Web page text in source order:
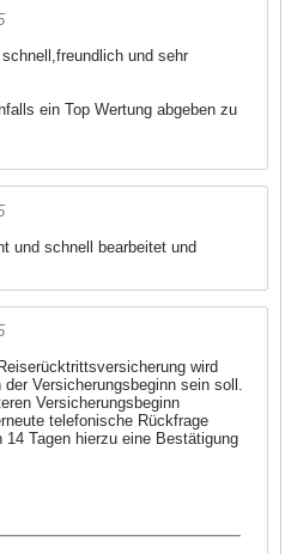
und sehr
ein Top Wertung abgeben zu
und schnell bearbeitet und
wird
Versicherungsbeginn sein soll.
Versicherungsbeginn
telefonische Rückfrage
Tagen hierzu eine Bestätigung